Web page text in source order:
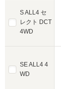
S ALL4 セ
レクト DCT
4WD
SE ALL4 4
WD